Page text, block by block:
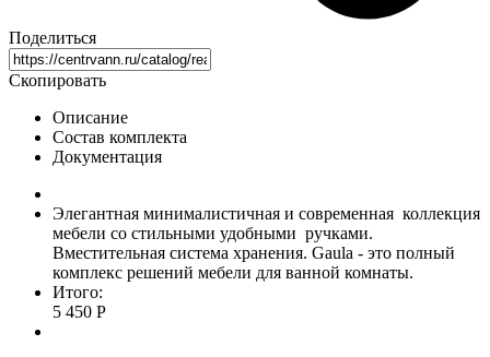
Поделиться
Скопировать
Описание
Состав комплекта
Документация
Элегантная минималистичная и современная коллекция
мебели со стильными удобными ручками.
Вместительная система хранения. Gaula - это полный
комплекс решений мебели для ванной комнаты.
Итого:
5 450 Р